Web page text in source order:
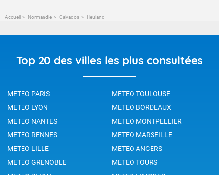
Accueil Normandie Calvados Heuland
Top 20 des villes les plus consultées
METEO PARIS
METEO TOULOUSE
METEO LYON
METEO BORDEAUX
METEO NANTES
METEO MONTPELLIER
METEO RENNES
METEO MARSEILLE
METEO LILLE
METEO ANGERS
METEO GRENOBLE
METEO TOURS